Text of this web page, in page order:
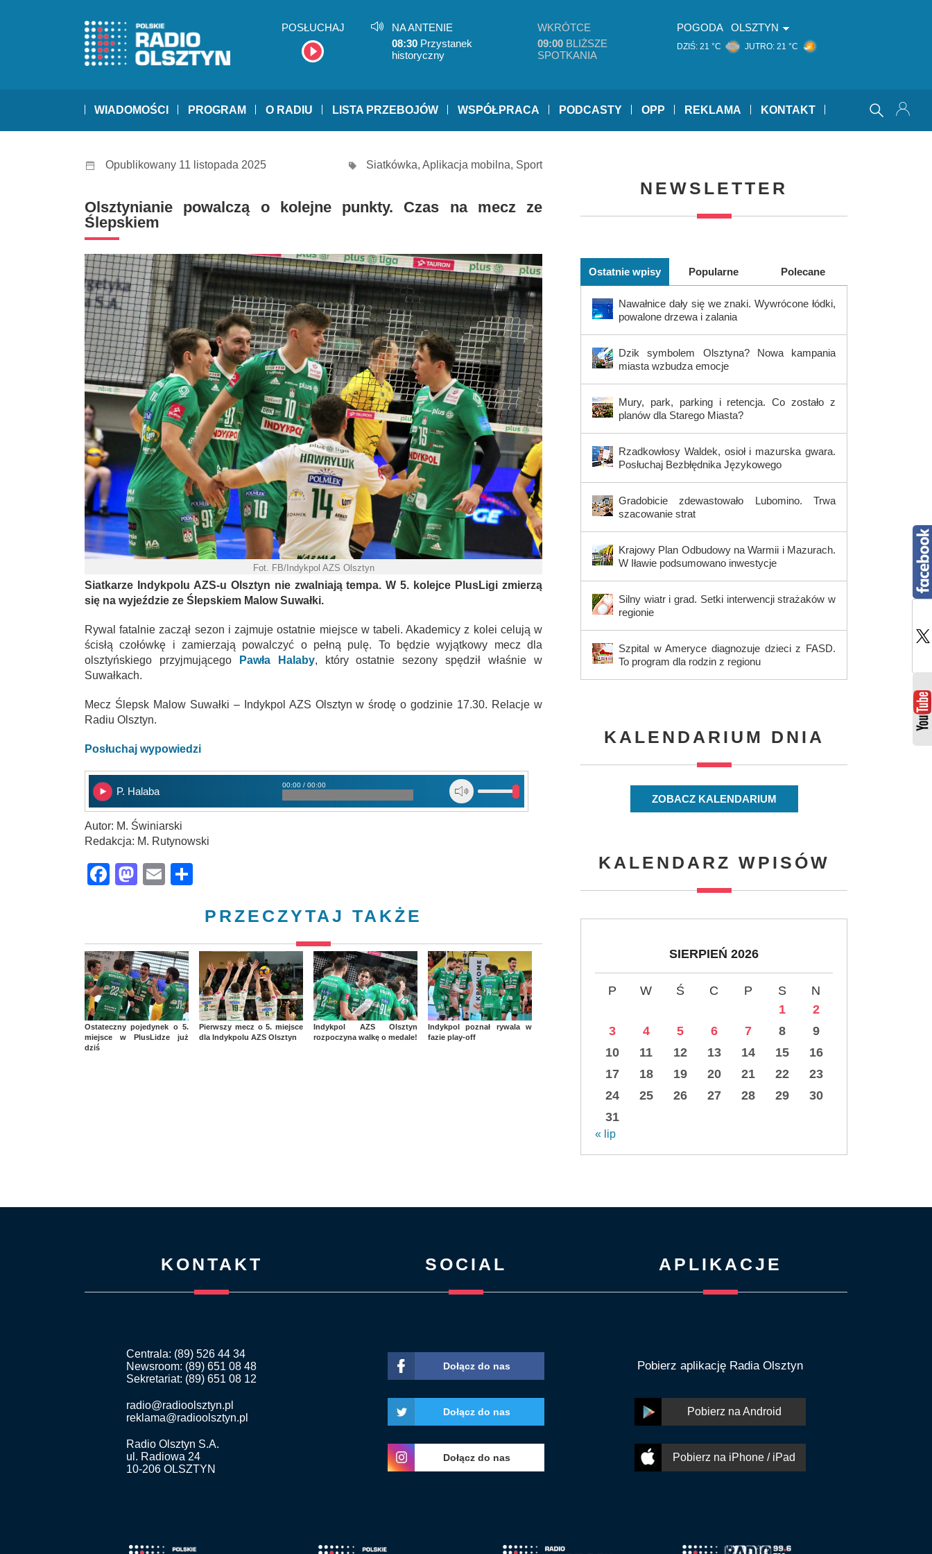
POSŁUCHAJ
NA ANTENIE
08:30 Przystanek
historyczny
WKRÓTCE
09:00 BLIŻSZE
SPOTKANIA
POGODA OLSZTYN
DZIŚ: 21 °C JUTRO: 21 °C
WIADOMOŚCI PROGRAM O RADIU LISTA PRZEBOJÓW WSPÓŁPRACA PODCASTY OPP REKLAMA KONTAKT
Opublikowany 11 listopada 2025 Siatkówka, Aplikacja mobilna, Sport
Olsztynianie powalczą o kolejne punkty. Czas na mecz ze
Ślepskiem
Fot. FB/Indykpol AZS Olsztyn
Siatkarze Indykpolu AZS-u Olsztyn nie zwalniają tempa. W 5. kolejce PlusLigi zmierzą
się na wyjeździe ze Ślepskiem Malow Suwałki.
Rywal fatalnie zaczął sezon i zajmuje ostatnie miejsce w tabeli. Akademicy z kolei celują w
ścisłą czołówkę i zamierzają powalczyć o pełną pulę. To będzie wyjątkowy mecz dla
olsztyńskiego przyjmującego
Pawła Halaby, który ostatnie sezony spędził właśnie w
Suwałkach.
Mecz Ślepsk Malow Suwałki – Indykpol AZS Olsztyn w środę o godzinie 17.30. Relacje w
Radiu Olsztyn.
Posłuchaj wypowiedzi
P. Halaba
00:00 / 00:00
Autor: M. Świniarski
Redakcja: M. Rutynowski
Facebook
Mastodon
Email
PRZECZYTAJ TAKŻE
Ostateczny pojedynek o 5.
miejsce w PlusLidze już
dziś
Pierwszy mecz o 5. miejsce
dla Indykpolu AZS Olsztyn
Indykpol AZS Olsztyn
rozpoczyna walkę o medale!
Indykpol poznał rywala w
fazie play-off
NEWSLETTER
Ostatnie wpisy Popularne Polecane
Nawałnice dały się we znaki. Wywrócone łódki,
powalone drzewa i zalania
Dzik symbolem Olsztyna? Nowa kampania
miasta wzbudza emocje
Mury, park, parking i retencja. Co zostało z
planów dla Starego Miasta?
Rzadkowłosy Waldek, osioł i mazurska gwara.
Posłuchaj Bezbłędnika Językowego
Gradobicie zdewastowało Lubomino. Trwa
szacowanie strat
Krajowy Plan Odbudowy na Warmii i Mazurach.
W Iławie podsumowano inwestycje
Silny wiatr i grad. Setki interwencji strażaków w
regionie
Szpital w Ameryce diagnozuje dzieci z FASD.
To program dla rodzin z regionu
KALENDARIUM DNIA
ZOBACZ KALENDARIUM
KALENDARZ WPISÓW
SIERPIEŃ 2026
P W Ś C P S
N
1
2
3
4 5 6 7 8
9
10
11 12 13 14 15
16
17
18 19 20 21 22
23
24
25 26 27 28 29
30
31
« lip
KONTAKT
Centrala: (89) 526 44 34
Newsroom: (89) 651 08 48
Sekretariat: (89) 651 08 12
radio@radioolsztyn.pl
reklama@radioolsztyn.pl
Radio Olsztyn S.A.
ul. Radiowa 24
10-206 OLSZTYN
SOCIAL
Dołącz do nas
Dołącz do nas
Dołącz do nas
APLIKACJE
Pobierz aplikację Radia Olsztyn
Pobierz na Android
Pobierz na iPhone / iPad